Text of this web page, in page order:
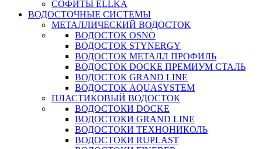
СОФИТЫ ЁLLKA
ВОДОСТОЧНЫЕ СИСТЕМЫ
МЕТАЛЛИЧЕСКИЙ ВОДОСТОК
ВОДОСТОК OSNO
ВОДОСТОК STYNERGY
ВОДОСТОК МЕТАЛЛ ПРОФИЛЬ
ВОДОСТОК DOCKE ПРЕМИУМ СТАЛЬ
ВОДОСТОК GRAND LINE
ВОДОСТОК AQUASYSTEM
ПЛАСТИКОВЫЙ ВОДОСТОК
ВОДОСТОКИ DOCKE
ВОДОСТОКИ GRAND LINE
ВОДОСТОКИ ТЕХНОНИКОЛЬ
ВОДОСТОКИ RUPLAST